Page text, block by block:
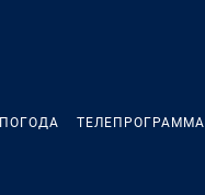
ПОГОДА ТЕЛЕПРОГРАММА